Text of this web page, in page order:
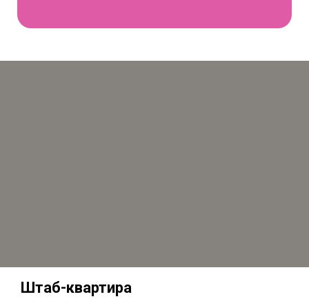
Штаб-квартира